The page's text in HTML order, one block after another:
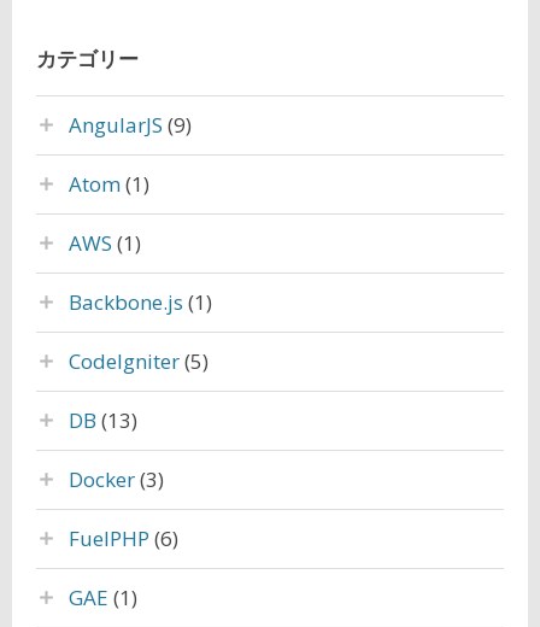
カテゴリー
AngularJS (9)
Atom(1)
AWS (1)
Backbone.js (1)
CodeIgniter(5)
DB (13)
Docker(3)
FuelPHP (6)
GAE (1)